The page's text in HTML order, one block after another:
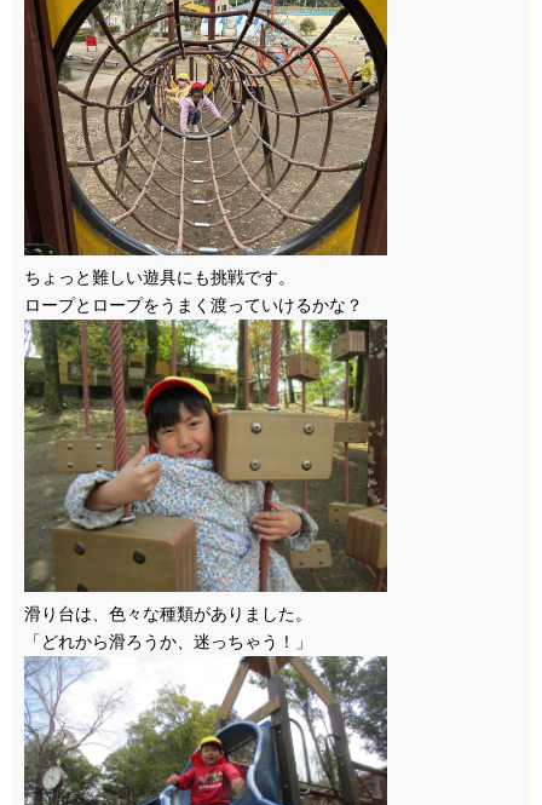
ちょっと難しい遊具にも挑戦です。
ロープとロープをうまく渡っていけるかな？
滑り台は、色々な種類がありました。
「どれから滑ろうか、迷っちゃう！」